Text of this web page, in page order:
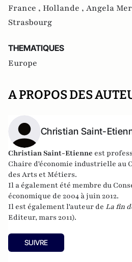
France , Hollande , Angela
Strasbourg
THEMATIQUES
Europe
A PROPOS DES
Christian Saint-
Christian Saint-Etienne est p
Chaire d'économie industrielle au
des Arts et Métiers.
Il a également été membre du
économique de 2004 à juin 2012.
Il est également l'auteur de La fin
Editeur, mars 2011).
SUIVRE